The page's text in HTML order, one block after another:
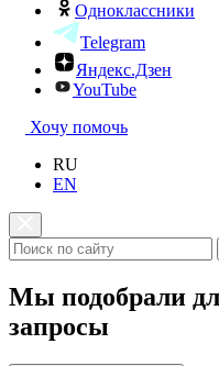
Одноклассники
Telegram
Яндекс.Дзен
YouTube
Хочу помочь
RU
EN
Мы подобрали
запросы